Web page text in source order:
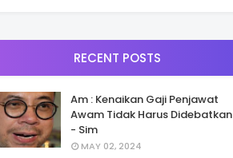
RECENT POSTS
Am : Kenaikan Gaji Penjawat
Awam Tidak Harus Didebatkan
- Sim
MAY 02, 2024